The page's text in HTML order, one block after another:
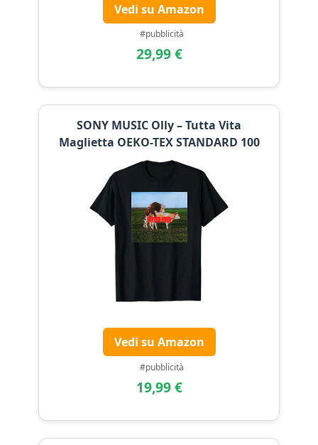
Vedi su Amazon
#pubblicità
29,99 €
SONY MUSIC Olly – Tutta Vita
Maglietta OEKO-TEX STANDARD 100
Vedi su Amazon
#pubblicità
19,99 €